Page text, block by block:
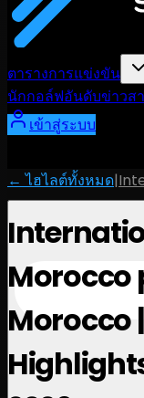
ตารางการแข่งขัน
นักกอล์ฟอันดับข่าวส
เข้าสู่ระบบ
← ไฮไลต์ทั้งหมด|
Morocco
Morocco